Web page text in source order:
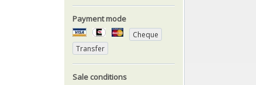
Payment mode
Cheque
Transfer
Sale conditions